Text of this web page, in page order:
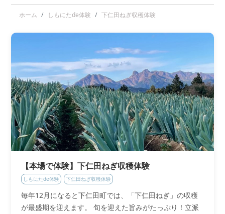
ホーム しもにたde体験 下仁田ねぎ収穫体験
【本場で体験】下仁田ねぎ収穫体験
しもにたde体験 下仁田ねぎ収穫体験
毎年12月になると下仁田町では、「下仁田ねぎ」の収穫
が最盛期を迎えます。 旬を迎えた旨みがたっぷり！立派